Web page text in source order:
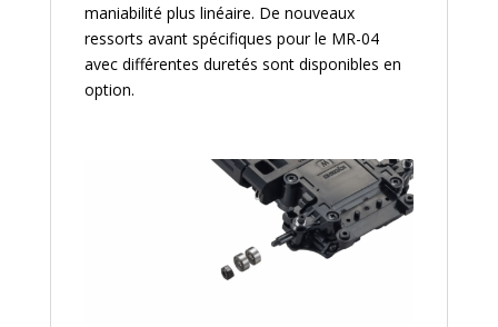
maniabilité plus linéaire. De nouveaux
ressorts avant spécifiques pour le MR-04
avec différentes duretés sont disponibles en
option.